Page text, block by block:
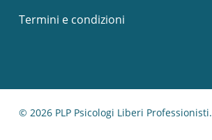
Termini e condizioni
© 2026 PLP Psicologi Liberi Professionisti.